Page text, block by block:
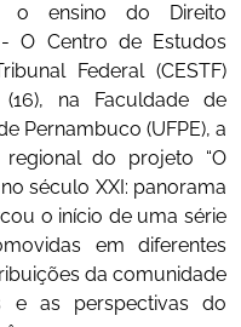
o ensino do Direito
O Centro de Estudos
Federal (CESTF)
na Faculdade de
Pernambuco (UFPE), a
regional do projeto “O
século XXI: panorama
o início de uma série
em diferentes
da comunidade
e as perspectivas do